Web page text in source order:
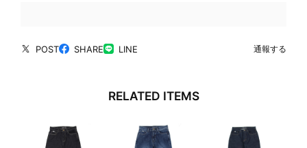
POST SHARE LINE 通報する
RELATED ITEMS